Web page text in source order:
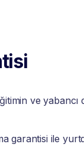
ve yabancı
garantisi ile